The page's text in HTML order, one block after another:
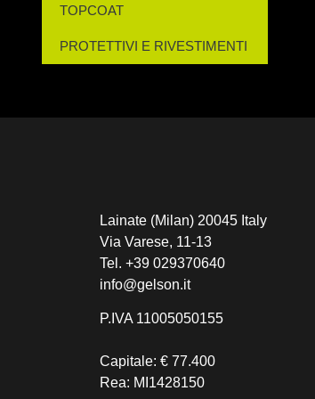
TOPCOAT
PROTETTIVI E RIVESTIMENTI
Lainate (Milan) 20045 Italy
Via Varese, 11-13
Tel. +39 029370640
info@gelson.it
P.IVA 11005050155
Capitale: € 77.400
Rea: MI1428150